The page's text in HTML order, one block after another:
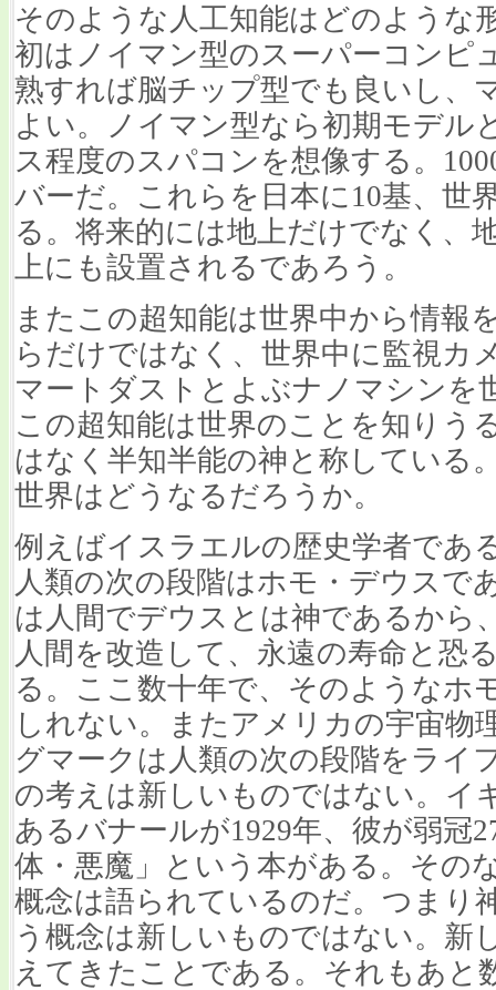
そのような人工知能はどのような
初はノイマン型のスーパーコンピ
熟すれば脳チップ型でも良いし、
よい。ノイマン型なら初期モデル
ス程度のスパコンを想像する。
バーだ。これらを日本に10基、世
る。将来的には地上だけでなく、
上にも設置されるであろう。
またこの超知能は世界中から情報
らだけではなく、世界中に監視カ
マートダストとよぶナノマシンを
この超知能は世界のことを知りう
はなく半知半能の神と称している
世界はどうなるだろうか。
例えばイスラエルの歴史学者であ
人類の次の段階はホモ・デウスで
は人間でデウスとは神であるから
人間を改造して、永遠の寿命と恐
る。ここ数十年で、そのようなホ
しれない。またアメリカの宇宙物
グマークは人類の次の段階をライ
の考えは新しいものではない。イ
あるバナールが1929年、彼が弱冠
体・悪魔」という本がある。その
概念は語られているのだ。つまり
う概念は新しいものではない。新
えてきたことである。それもあと